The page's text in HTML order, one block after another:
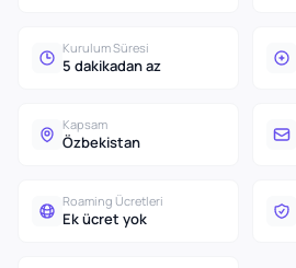
Kurulum Süresi
5 dakikadan az
Kapsam
Özbekistan
Roaming Ücretleri
Ek ücret yok